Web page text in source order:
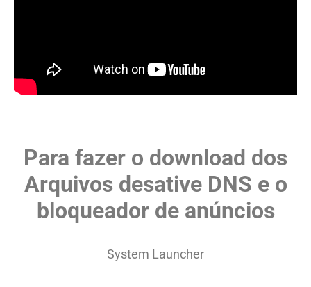
Para fazer o download dos
Arquivos desative DNS e o
bloqueador de anúncios
System Launcher